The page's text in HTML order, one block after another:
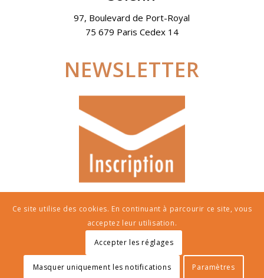
97, Boulevard de Port-Royal
75 679 Paris Cedex 14
NEWSLETTER
© Copyright - AIEP | Crédit photos : Anna and Elena Balbusso
Ce site utilise des cookies. En continuant à parcourir ce site, vous
acceptez leur utilisation.
Accepter les réglages
Masquer uniquement les notifications Paramètres